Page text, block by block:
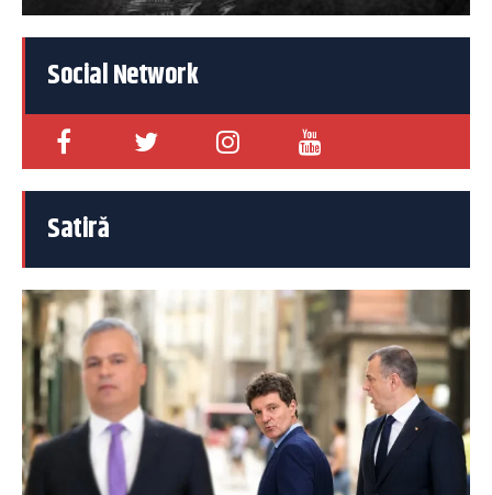
Social Network
Satiră